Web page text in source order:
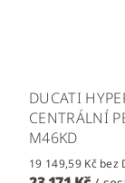
DUCATI
CENTRÁLNÍ
M46KD
19 149,59